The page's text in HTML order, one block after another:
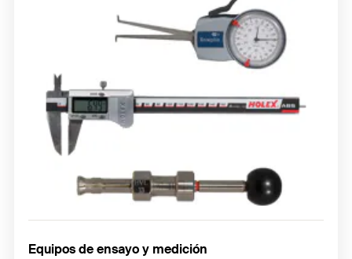
Equipos de ensayo y medición